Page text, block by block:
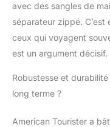
avec des sangles de
séparateur zippé.
ceux qui voyagent
est un argument décisif.
Robustesse et
long terme ?
American Tourister a